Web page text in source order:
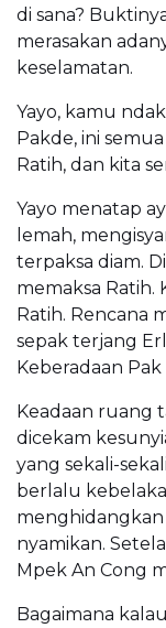
di sana?
merasakan
keselamatan.
Yayo, kamu
Pakde, ini
Ratih, dan kita
Yayo menatap
lemah,
terpaksa diam.
memaksa
Ratih. Rencana
sepak terjang
Keberadaan
Keadaan ruang
dicekam
yang sekali-
berlalu
nyamikan.
Mpek An Cong
Bagaimana